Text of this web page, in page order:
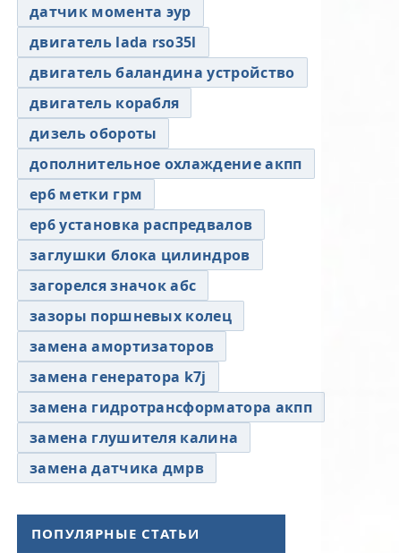
датчик момента эур
двигатель lada rso35l
двигатель баландина устройство
двигатель корабля
дизель обороты
дополнительное охлаждение акпп
ер6 метки грм
ер6 установка распредвалов
заглушки блока цилиндров
загорелся значок абс
зазоры поршневых колец
замена амортизаторов
замена генератора k7j
замена гидротрансформатора акпп
замена глушителя калина
замена датчика дмрв
ПОПУЛЯРНЫЕ СТАТЬИ